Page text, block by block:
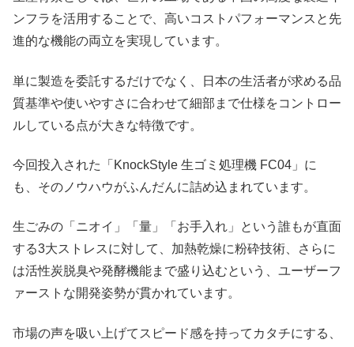
ンフラを活用することで、高いコストパフォーマンスと先
進的な機能の両立を実現しています。
単に製造を委託するだけでなく、日本の生活者が求める品
質基準や使いやすさに合わせて細部まで仕様をコントロー
ルしている点が大きな特徴です。
今回投入された「KnockStyle 生ゴミ処理機 FC04」に
も、そのノウハウがふんだんに詰め込まれています。
生ごみの「ニオイ」「量」「お手入れ」という誰もが直面
する3大ストレスに対して、加熱乾燥に粉砕技術、さらに
は活性炭脱臭や発酵機能まで盛り込むという、ユーザーフ
ァーストな開発姿勢が貫かれています。
市場の声を吸い上げてスピード感を持ってカタチにする、